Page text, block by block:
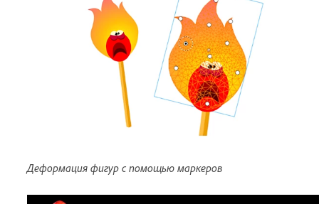
Деформация фигур с помощью маркеров